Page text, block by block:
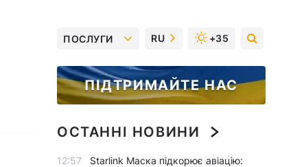
ПОСЛУГИ RU +35
ПІДТРИМАЙТЕ НАС
ОСТАННІ НОВИНИ
12:57
Starlink Маска підкорює авіацію: